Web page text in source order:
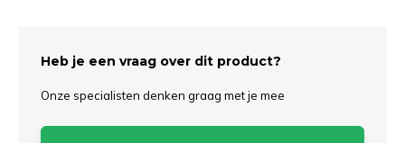
Heb je een vraag over dit product?
Onze specialisten denken graag met je mee